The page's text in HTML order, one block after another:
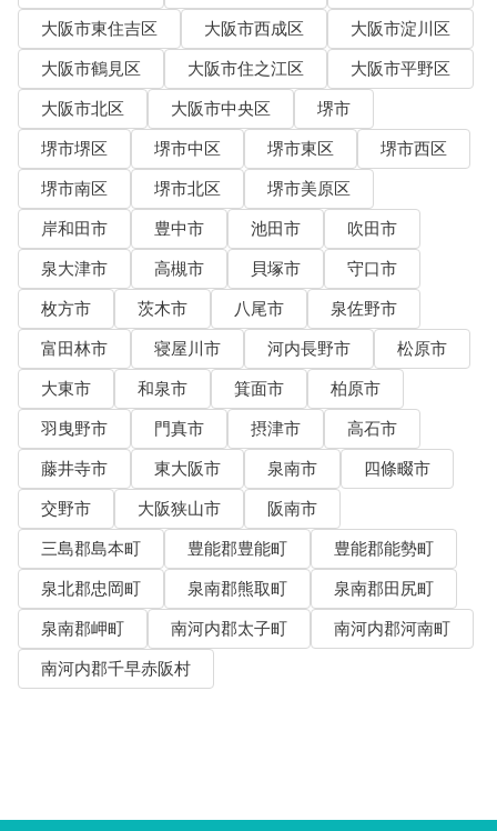
大阪市東住吉区
大阪市西成区
大阪市淀川区
大阪市鶴見区
大阪市住之江区
大阪市平野区
大阪市北区
大阪市中央区
堺市
堺市堺区
堺市中区 堺市東区
堺市西区
堺市南区
堺市北区
堺市美原区
岸和田市
豊中市 池田市
吹田市
泉大津市
高槻市 貝塚市
守口市
枚方市
茨木市 八尾市
泉佐野市
富田林市
寝屋川市 河内長野市
松原市
大東市
和泉市 箕面市
柏原市
羽曳野市
門真市 摂津市
高石市
藤井寺市
東大阪市 泉南市
四條畷市
交野市
大阪狭山市
阪南市
三島郡島本町
豊能郡豊能町
豊能郡能勢町
泉北郡忠岡町
泉南郡熊取町
泉南郡田尻町
泉南郡岬町
南河内郡太子町
南河内郡河南町
南河内郡千早赤阪村